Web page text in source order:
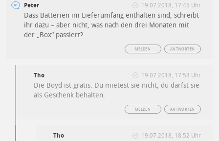
Peter 19.07.2018, 17:45 Uhr
Dass Batterien im Lieferumfang enthalten sind, schreibt
ihr dazu – aber nicht, was nach den drei Monaten mit
der „Box“ passiert?
ANTWORTEN
MELDEN
Tho 19.07.2018, 17:53 Uhr
Die Boyd ist gratis. Du mietest sie nicht, du darfst sie
als Geschenk behalten.
ANTWORTEN
MELDEN
Tho 19.07.2018, 18:52 Uhr